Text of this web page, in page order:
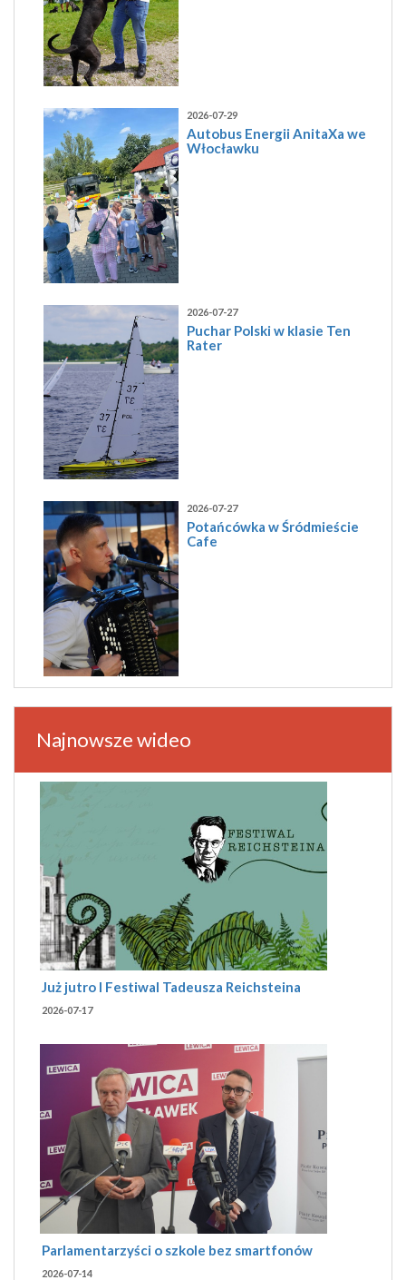
2026-07-29
Autobus Energii AnitaXa we
Włocławku
2026-07-27
Puchar Polski w klasie Ten
Rater
2026-07-27
Potańcówka w Śródmieście
Cafe
Najnowsze wideo
Już jutro I Festiwal Tadeusza Reichsteina
2026-07-17
Parlamentarzyści o szkole bez smartfonów
2026-07-14